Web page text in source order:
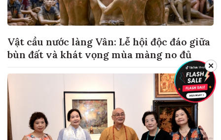
Vật cầu nước làng Vân: Lễ hội độc đáo giữa
bùn đất và khát vọng mùa màng no đủ
✕